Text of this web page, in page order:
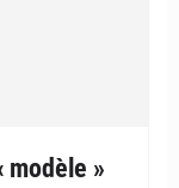
modèle »